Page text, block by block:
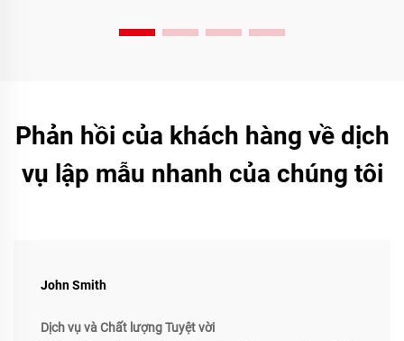
Phản hồi của khách hàng về dịch
vụ lập mẫu nhanh của chúng tôi
John Smith
Dịch vụ và Chất lượng Tuyệt vời